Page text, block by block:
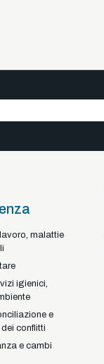
malattie
igienici,
e
conflitti
e cambi